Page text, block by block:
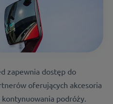
zapewnia dostęp do
oferujących akcesoria
podróży.